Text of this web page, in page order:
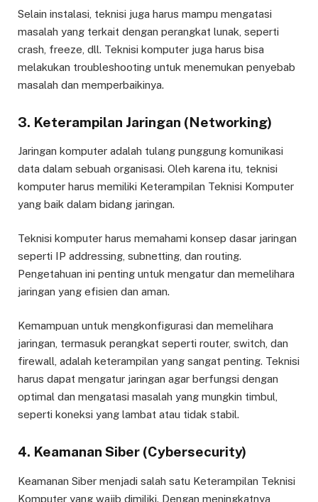
Selain instalasi, teknisi juga harus mampu mengatasi
masalah yang terkait dengan perangkat lunak, seperti
crash, freeze, dll. Teknisi komputer juga harus bisa
melakukan troubleshooting untuk menemukan penyebab
masalah dan memperbaikinya.
3. Keterampilan Jaringan (Networking)
Jaringan komputer adalah tulang punggung komunikasi
data dalam sebuah organisasi. Oleh karena itu, teknisi
komputer harus memiliki Keterampilan Teknisi Komputer
yang baik dalam bidang jaringan.
Teknisi komputer harus memahami konsep dasar jaringan
seperti IP addressing, subnetting, dan routing.
Pengetahuan ini penting untuk mengatur dan memelihara
jaringan yang efisien dan aman.
Kemampuan untuk mengkonfigurasi dan memelihara
jaringan, termasuk perangkat seperti router, switch, dan
firewall, adalah keterampilan yang sangat penting. Teknisi
harus dapat mengatur jaringan agar berfungsi dengan
optimal dan mengatasi masalah yang mungkin timbul,
seperti koneksi yang lambat atau tidak stabil.
4. Keamanan Siber (Cybersecurity)
Keamanan Siber menjadi salah satu Keterampilan Teknisi
Komputer yang wajib dimiliki. Dengan meningkatnya